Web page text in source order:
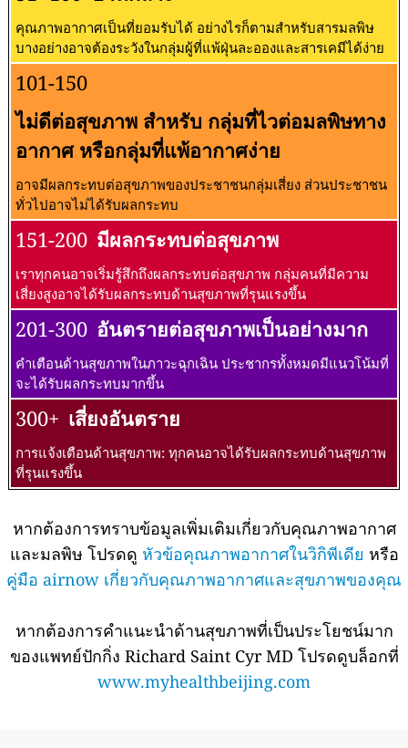
คุณภาพอากาศเป็นที่ยอมรับได้ อย่างไรก็ตามสำหรับสารมลพิษ
บางอย่างอาจต้องระวังในกลุ่มผู้ที่แพ้ฝุ่นละอองและสารเคมีได้ง่าย
101-150
ไม่ดีต่อสุขภาพ สำหรับ กลุ่มที่ไวต่อมลพิษทาง
อากาศ หรือกลุ่มที่แพ้อากาศง่าย
อาจมีผลกระทบต่อสุขภาพของประชาชนกลุ่มเสี่ยง ส่วนประชาชน
ทั่วไปอาจไม่ได้รับผลกระทบ
151-200 มีผลกระทบต่อสุขภาพ
เราทุกคนอาจเริ่มรู้สึกถึงผลกระทบต่อสุขภาพ กลุ่มคนที่มีความ
เสี่ยงสูงอาจได้รับผลกระทบด้านสุขภาพที่รุนแรงขึ้น
201-300 อันตรายต่อสุขภาพเป็นอย่างมาก
คำเตือนด้านสุขภาพในภาวะฉุกเฉิน ประชากรทั้งหมดมีแนวโน้มที่
จะได้รับผลกระทบมากขึ้น
300+ เสี่ยงอันตราย
การแจ้งเตือนด้านสุขภาพ: ทุกคนอาจได้รับผลกระทบด้านสุขภาพ
ที่รุนแรงขึ้น
หากต้องการทราบข้อมูลเพิ่มเติมเกี่ยวกับคุณภาพอากาศ
และมลพิษ โปรดดู หัวข้อคุณภาพอากาศในวิกิพีเดีย หรือ
คู่มือ airnow เกี่ยวกับคุณภาพอากาศและสุขภาพของคุณ
หากต้องการคำแนะนำด้านสุขภาพที่เป็นประโยชน์มาก
ของแพทย์ปักกิ่ง Richard Saint Cyr MD โปรดดูบล็อกที่
www.myhealthbeijing.com